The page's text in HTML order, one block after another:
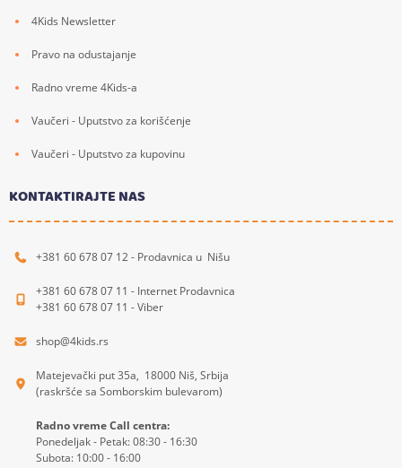
4Kids Newsletter
Pravo na odustajanje
Radno vreme 4Kids-a
Vaučeri - Uputstvo za korišćenje
Vaučeri - Uputstvo za kupovinu
KONTAKTIRAJTE NAS
+381 60 678 07 12 - Prodavnica u Nišu
+381 60 678 07 11 - Internet Prodavnica
+381 60 678 07 11 - Viber
shop@4kids.rs
Matejevački put 35a, 18000 Niš, Srbija
(raskršće sa Somborskim bulevarom)
Radno vreme Call centra:
Ponedeljak - Petak: 08:30 - 16:30
Subota: 10:00 - 16:00